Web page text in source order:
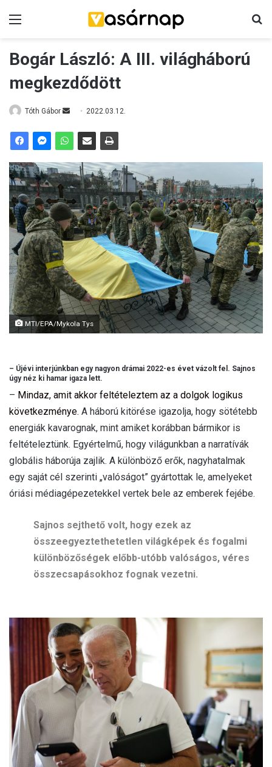
Bogár László: A III. világháború
megkezdődött
Tóth Gábor
a
n
e
m
a
i
l
2022.03.12.
MTI/EPA/Mykola Tys
– Újévi interjúnkban egy nagyon drámai 2022-es évet vázolt fel. Sajnos
úgy néz ki hamar igaza lett.
– Mindaz, amit akkor feltételeztem az a dolgok logikus
következménye. A háború kitörése igazolja, hogy sötétebb
energiák kavarognak, mint amiket korábban bármikor is
feltételeztünk. Egyértelmű, hogy világunkban a narratívák
globális háborúja zajlik. A különböző erők, nagyhatalmak
egy saját cél szerinti „valóságot” gyártottak le, amelyeket
óriási médiagépezetekkel vertek bele az emberek fejébe.
Sajnos sejthető volt, hogy ezek az
összeegyeztethetetlen világképek és fogalmi
különbözőségek előbb-utóbb valóságos, véres
összecsapásokhoz fognak vezetni.